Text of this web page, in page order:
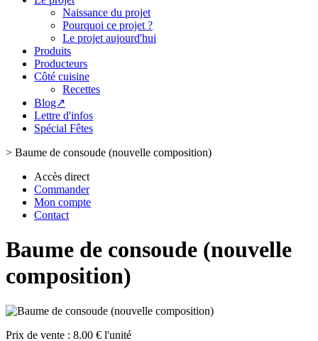
Naissance du projet
Pourquoi ce projet ?
Le projet aujourd'hui
Produits
Producteurs
Côté cuisine
Recettes
Blog↗
Lettre d'infos
Spécial Fêtes
> Baume de consoude (nouvelle composition)
Accès direct
Commander
Mon compte
Contact
Baume de consoude (nouvelle
composition)
Prix de vente : 8.00 € l'unité